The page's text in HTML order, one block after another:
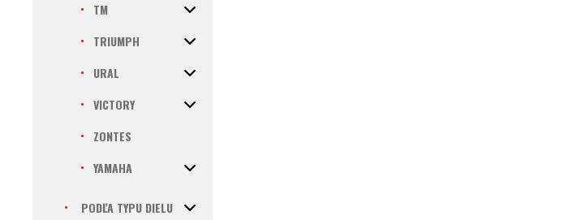
TM
TRIUMPH
URAL
VICTORY
ZONTES
YAMAHA
PODĽA TYPU DIELU